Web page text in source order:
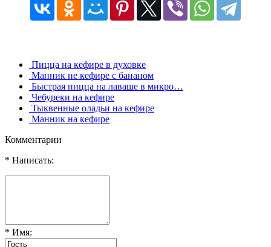
Пицца на кефире в духовке
Манник не кефире с бананом
Быстрая пицца на лаваше в микро…
Чебуреки на кефире
Тыквенные оладьи на кефире
Манник на кефире
Комментарии
* Написать:
* Имя: